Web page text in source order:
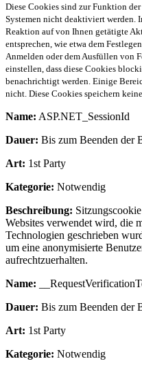
Diese Cookies sind zur Funktion
Systemen nicht deaktiviert werden.
Reaktion auf von Ihnen getätigte
entsprechen, wie etwa dem
Anmelden oder dem Ausfüllen von
einstellen, dass diese Cookies
benachrichtigt werden. Einige
nicht. Diese Cookies speichern
Name: ASP.NET_SessionId
Dauer: Bis zum Beenden der
Art: 1st Party
Kategorie: Notwendig
Beschreibung:
Websites verwendet wird, die
Technologien geschrieben
um eine anonymisierte
aufrechtzuerhalten.
Name:
Dauer: Bis zum Beenden der
Art: 1st Party
Kategorie: Notwendig